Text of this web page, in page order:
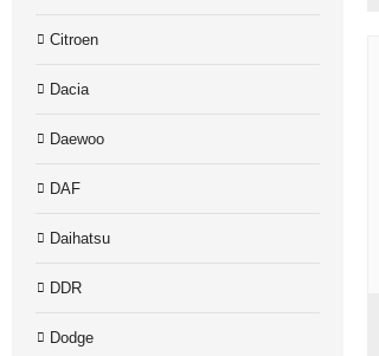
Citroen
Dacia
Daewoo
DAF
Daihatsu
DDR
Dodge